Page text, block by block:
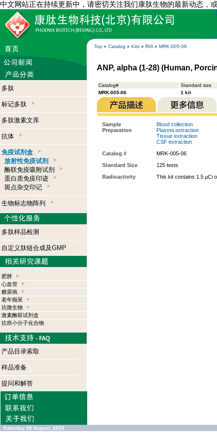
中文网站正在持续更新中，请密切关注我们康肽生物的最新动态，
Top » Catalog » Kits » RIA » MRK-005-06
多肽
标记多肽
多肽激素文库
抗体
免疫试剂盒
放射性免疫试剂
酶联免疫吸附试剂
蛋白质免疫印迹
斑点杂交印记
生物标志物阵列
多肽样品检测
自定义肽链合成及GMP
肥胖
心血管
糖尿病
老年痴呆
抗微生物
激素酶联试剂盒
抗癌小分子化合物
产品目录索取
样品准备
提问和解答
ANP, alpha (1-28) (Human,
Catalog#
Standard size
MRK-005-06
1 kit
Sample
Preparation
Blood collection
Plasma extraction
Tissue extraction
CSF extraction
Catalog #
MRK-005-06
Standard Size
125 tests
Radioactivity
This kit contains 1.5 µCi
Saturday 08 August, 2026